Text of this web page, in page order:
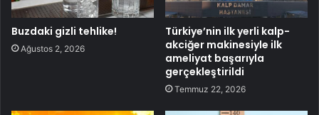
Buzdaki gizli tehlike!
Ağustos 2, 2026
Türkiye’nin ilk yerli kalp-
akciğer makinesiyle ilk
ameliyat başarıyla
gerçekleştirildi
Temmuz 22, 2026